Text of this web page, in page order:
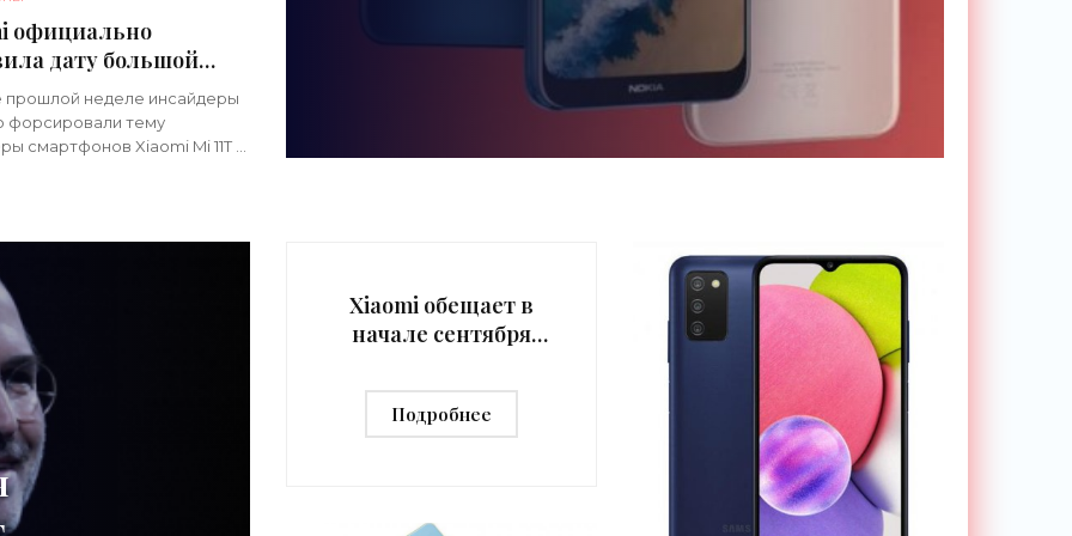
официально
дату большой
презентации –
11T, Mi 11T Pro и Mi
- «Смартфоны»
прошлой неделе инсайдеры
форсировали тему
смартфонов Xiaomi Mi 11T и
Xiaomi обещает в
начале сентября
смартфон-«суперстар»
- «Смартфоны»
Подробнее